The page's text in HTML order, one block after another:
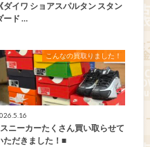
《ダイワ ショアスパルタン スタン
ード …
こんなの買取りました！
ニーカーたくさん買い取らせて
ただきました！■